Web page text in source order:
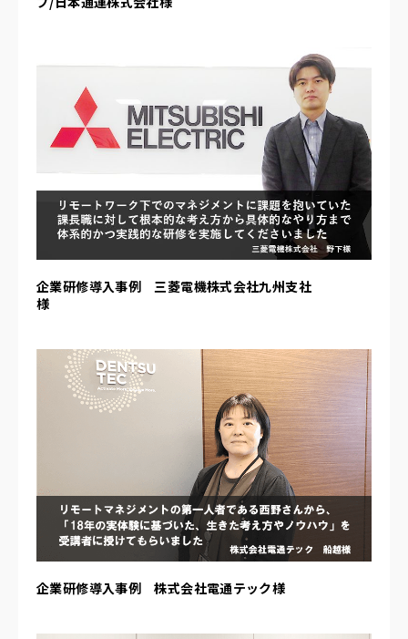
企業研修導入事例 三菱電機株式会社九州支社
様
企業研修導入事例 株式会社電通テック様